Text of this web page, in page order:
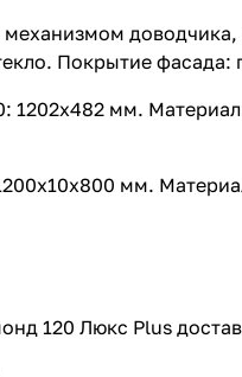
Покрытие фасада:
1202x482 мм.
мм.
120 Люкс Plus